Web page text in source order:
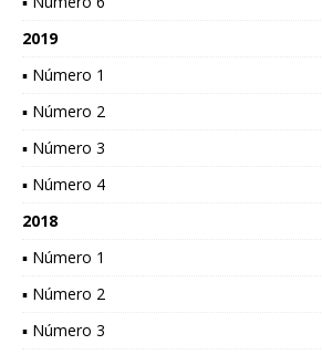
2019
▪ Número 1
▪ Número 2
▪ Número 3
▪ Número 4
2018
▪ Número 1
▪ Número 2
▪ Número 3